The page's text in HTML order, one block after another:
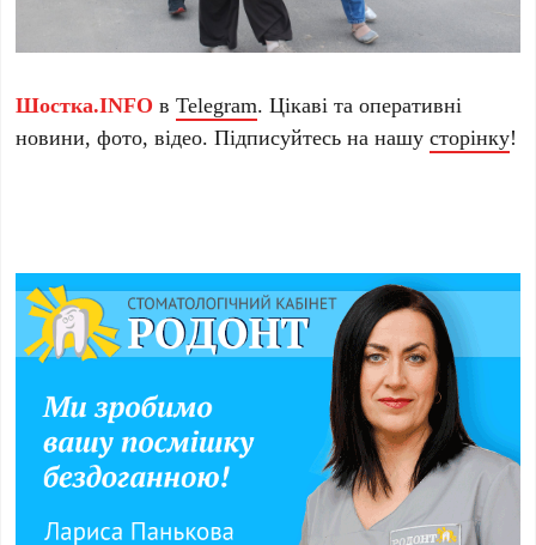
Шостка.INFO вTelegram. Цікаві та оперативні
новини, фото, відео. Підписуйтесь на нашусторінку!